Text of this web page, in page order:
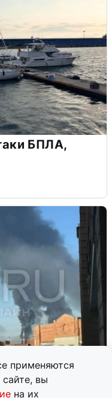
применяются
вы
на их
БПЛА,